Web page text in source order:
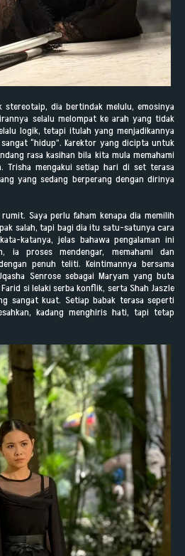
stereotaip, dia bertindak melulu, emosinya
selalu melompat ke arah yang tidak
logik, tetapi itulah yang menjadikannya
“hidup”. Karektor yang dicipta untuk
rasa kasihan bila kita mula memahami
Trisha mengakui setiap hari di set terasa
yang sedang berperang dengan dirinya
Saya perlu faham kenapa dia memilih
salah, tapi bagi dia itu satu-satunya cara
katanya, jelas bahawa pengalaman ini
ia proses mendengar, memahami dan
penuh teliti. Keintimannya bersama
Senrose sebagai Maryam yang buta
si lelaki serba konflik, serta Shah Jaszle
sangat kuat. Setiap babak terasa seperti
kadang menghiris hati, tapi tetap